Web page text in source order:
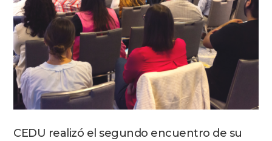
CEDU realizó el segundo encuentro de su